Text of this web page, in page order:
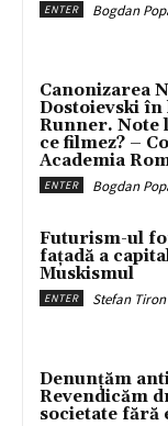
ENTER Bogdan
Canonizarea
Dostoievski în
Runner. Note
ce filmez? –
Academia
ENTER Bogdan
Futurism-ul
fațadă a
Muskismul
ENTER Stefan Tiron
Denunțăm
Revendicăm
societate fără